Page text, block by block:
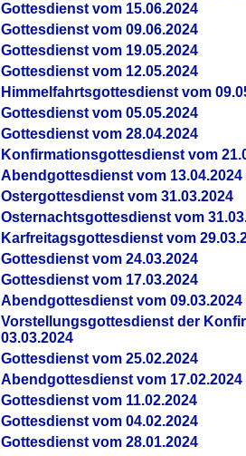
Gottesdienst vom 15.06.2024
Gottesdienst vom 09.06.2024
Gottesdienst vom 19.05.2024
Gottesdienst vom 12.05.2024
Himmelfahrtsgottesdienst vom
Gottesdienst vom 05.05.2024
Gottesdienst vom 28.04.2024
Konfirmationsgottesdienst vom
Abendgottesdienst vom 13.04.2024
Ostergottesdienst vom 31.03.2024
Osternachtsgottesdienst vom
Karfreitagsgottesdienst vom
Gottesdienst vom 24.03.2024
Gottesdienst vom 17.03.2024
Abendgottesdienst vom 09.03.2024
Vorstellungsgottesdienst der
03.03.2024
Gottesdienst vom 25.02.2024
Abendgottesdienst vom 17.02.2024
Gottesdienst vom 11.02.2024
Gottesdienst vom 04.02.2024
Gottesdienst vom 28.01.2024